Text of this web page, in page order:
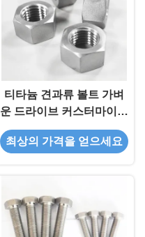
티타늄 견과류 볼트 가벼
운 드라이브 커스터마이징
가능한 헥스 헤드 컬러
CNC / 위조 등
최상의 가격을 얻으세요